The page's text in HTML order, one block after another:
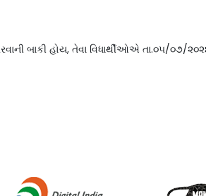
બાકી હોય, તેવા વિધાર્થીઓએ તા.૦૫/૦૭/